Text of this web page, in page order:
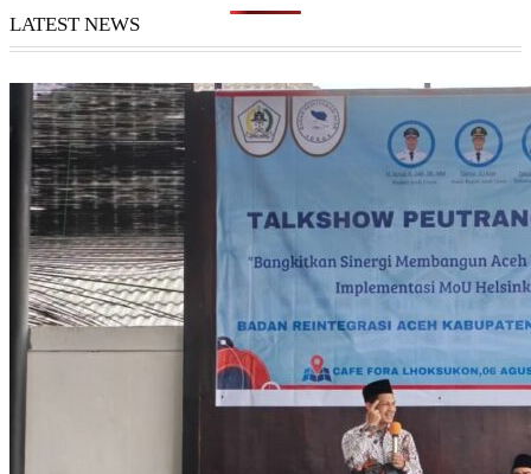
LATEST NEWS